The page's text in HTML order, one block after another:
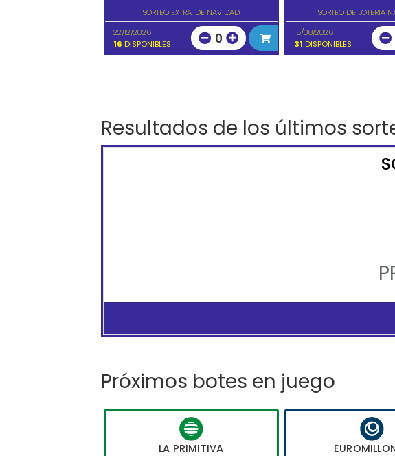
SORTEO EXTRA. DE NAVIDAD
22/12/2026
16 DISPONIBLES 0
SORTEO DE LOTERIA
15/08/2026
31 DISPONIBLES
Resultados de los últimos
Próximos botes en juego
LA PRIMITIVA